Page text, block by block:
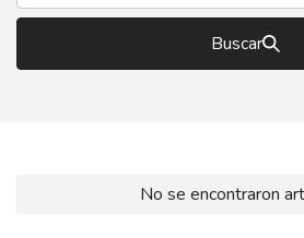
Buscar
No se encontraron